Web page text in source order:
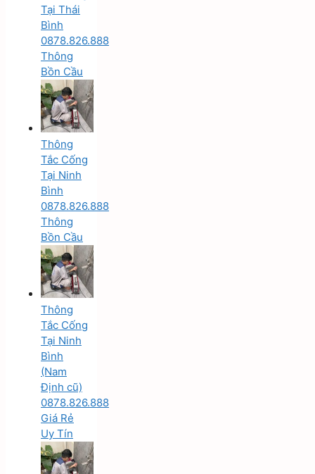
Tại Thái
Bình
0878.826.888
Thông
Bồn Cầu
Thông
Tắc Cống
Tại Ninh
Bình
0878.826.888
Thông
Bồn Cầu
Thông
Tắc Cống
Tại Ninh
Bình
(Nam
Định cũ)
0878.826.888
Giá Rẻ
Uy Tín